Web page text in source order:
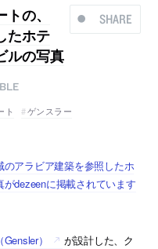
SHARE
の、
たホテ
ルの写真
ト ゲンスラー
アラビア建築を参照したホ
dezeenに掲載されています
）
が設計した、ク